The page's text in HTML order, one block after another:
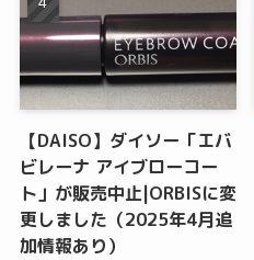
【DAISO】ダイソー「エバ
ビレーナ アイブローコー
ト」が販売中止|ORBISに変
更しました（2025年4月追
加情報あり）